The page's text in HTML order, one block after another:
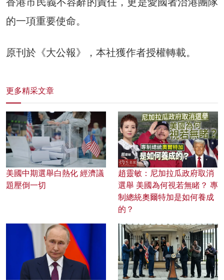
的一項重要使命。
原刊於《大公報》，本社獲作者授權轉載。
更多精采文章
美國中期選舉白熱化 經濟議
題壓倒一切
趙靈敏：尼加拉瓜政府取消
選舉 美國為何視若無睹？ 專
制總統奧爾特加是如何養成
的？